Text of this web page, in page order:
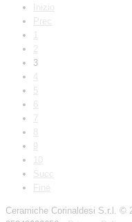
Inizio
Prec
2
3
5
6
7
8
9
10
Succ
Fine
Ceramiche Corinaldesi S.r.l. ©